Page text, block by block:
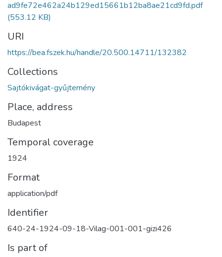
ad9fe72e462a24b129ed15661b12ba8ae21cd9fd.pdf
(553.12 KB)
URI
https://bea.fszek.hu/handle/20.500.14711/132382
Collections
Sajtókivágat-gyűjtemény
Place, address
Budapest
Temporal coverage
1924
Format
application/pdf
Identifier
640-24-1924-09-18-Vilag-001-001-gizi426
Is part of